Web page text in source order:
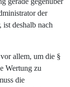
der
deshalb nach
allem, um die §
Wertung zu
die